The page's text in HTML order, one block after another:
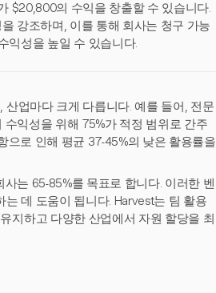
$20,800의 수익을 창출할 수 있습니다.
강조하며, 이를 통해 회사는 청구 가능
익성을 높일 수 있습니다.
업마다 크게 다릅니다. 예를 들어, 전문
익성을 위해 75%가 적정 범위로 간주
으로 인해 평균 37-45%의 낮은 활용률을
는 65-85%를 목표로 합니다. 이러한 벤
데 도움이 됩니다. Harvest는 팀 활용
지하고 다양한 산업에서 자원 할당을 최